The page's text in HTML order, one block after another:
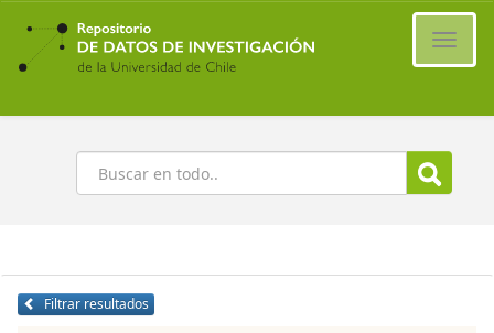
Ir
contenido
principal
Buscar
Filtrar resultados